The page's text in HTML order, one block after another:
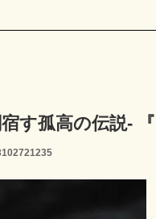
す孤高の伝説-